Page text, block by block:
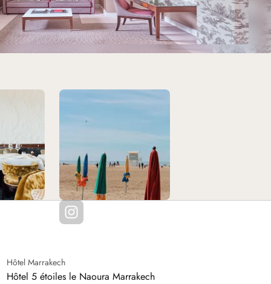
Hôtel Marrakech
Hôtel 5 étoiles le Naoura Marrakech